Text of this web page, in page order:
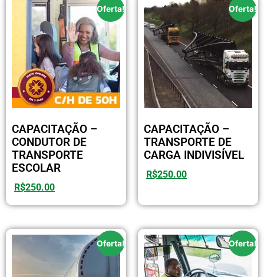
Oferta!
CAPACITAÇÃO –
CONDUTOR DE
TRANSPORTE
ESCOLAR
R$250.00
Oferta!
CAPACITAÇÃO –
TRANSPORTE DE
CARGA INDIVISÍVEL
R$250.00
Oferta! Oferta!